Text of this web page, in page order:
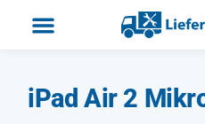
iPad Air 2